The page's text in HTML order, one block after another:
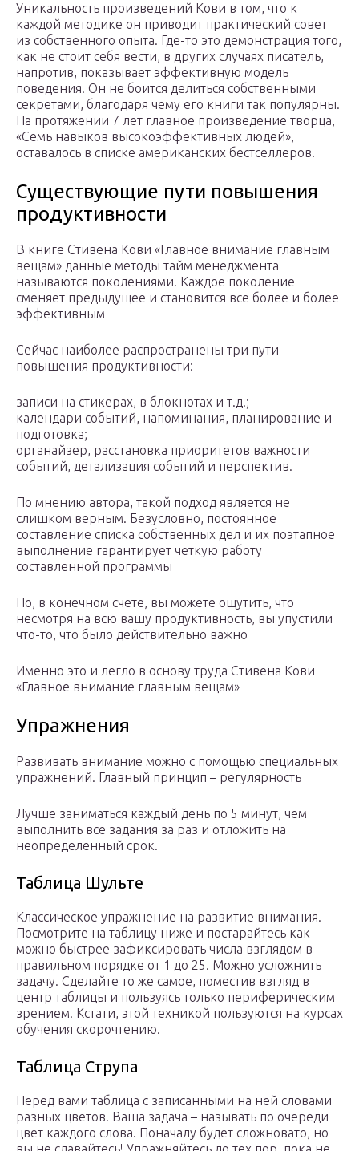
Уникальность произведений Кови в том, что к
каждой методике он приводит практический совет
из собственного опыта. Где-то это демонстрация того,
как не стоит себя вести, в других случаях писатель,
напротив, показывает эффективную модель
поведения. Он не боится делиться собственными
секретами, благодаря чему его книги так популярны.
На протяжении 7 лет главное произведение творца,
«Семь навыков высокоэффективных людей»,
оставалось в списке американских бестселлеров.
Существующие пути повышения
продуктивности
В книге Стивена Кови «Главное внимание главным
вещам» данные методы тайм менеджмента
называются поколениями. Каждое поколение
сменяет предыдущее и становится все более и более
эффективным
Сейчас наиболее распространены три пути
повышения продуктивности:
записи на стикерах, в блокнотах и т.д.;
календари событий, напоминания, планирование и
подготовка;
органайзер, расстановка приоритетов важности
событий, детализация событий и перспектив.
По мнению автора, такой подход является не
слишком верным. Безусловно, постоянное
составление списка собственных дел и их поэтапное
выполнение гарантирует четкую работу
составленной программы
Но, в конечном счете, вы можете ощутить, что
несмотря на всю вашу продуктивность, вы упустили
что-то, что было действительно важно
Именно это и легло в основу труда Стивена Кови
«Главное внимание главным вещам»
Упражнения
Развивать внимание можно с помощью специальных
упражнений. Главный принцип – регулярность
Лучше заниматься каждый день по 5 минут, чем
выполнить все задания за раз и отложить на
неопределенный срок.
Таблица Шульте
Классическое упражнение на развитие внимания.
Посмотрите на таблицу ниже и постарайтесь как
можно быстрее зафиксировать числа взглядом в
правильном порядке от 1 до 25. Можно усложнить
задачу. Сделайте то же самое, поместив взгляд в
центр таблицы и пользуясь только периферическим
зрением. Кстати, этой техникой пользуются на курсах
обучения скорочтению.
Таблица Струпа
Перед вами таблица с записанными на ней словами
разных цветов. Ваша задача – называть по очереди
цвет каждого слова. Поначалу будет сложновато, но